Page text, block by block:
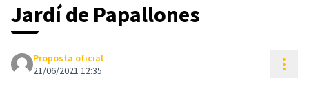
Jardí de Papallones
Proposta oficial
21/06/2021 12:35